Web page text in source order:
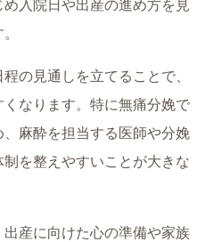
入院日や出産の進め方を見
の見通しを立てることで、
なります。特に無痛分娩で
麻酔を担当する医師や分娩
を整えやすいことが大きな
産に向けた心の準備や家族